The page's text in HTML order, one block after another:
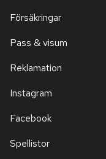
Försäkringar
Pass & visum
Reklamation
Instagram
Facebook
Spellistor